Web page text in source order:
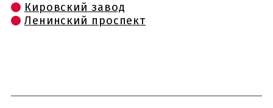
Кировский завод
Ленинский проспект